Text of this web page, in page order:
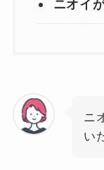
ニオイ
ニ
い